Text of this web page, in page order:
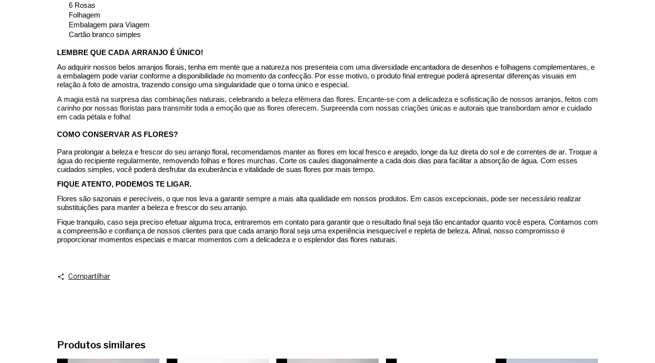
6 Rosas
Folhagem
Embalagem para Viagem
Cartão branco simples
LEMBRE QUE CADA ARRANJO É ÚNICO!
Ao adquirir nossos belos arranjos florais, tenha em mente que a natureza nos presenteia com uma diversidade encantadora de desenhos e folhagens complementares, e
a embalagem pode variar conforme a disponibilidade no momento da confecção. Por esse motivo, o produto final entregue poderá apresentar diferenças visuais em
relação à foto de amostra, trazendo consigo uma singularidade que o torna único e especial.
A magia está na surpresa das combinações naturais, celebrando a beleza efêmera das flores. Encante-se com a delicadeza e sofisticação de nossos arranjos, feitos com
carinho por nossas floristas para transmitir toda a emoção que as flores oferecem. Surpreenda com nossas criações únicas e autorais que transbordam amor e cuidado
em cada pétala e folha!
COMO CONSERVAR AS FLORES?
Para prolongar a beleza e frescor do seu arranjo floral, recomendamos manter as flores em local fresco e arejado, longe da luz direta do sol e de correntes de ar. Troque a
água do recipiente regularmente, removendo folhas e flores murchas. Corte os caules diagonalmente a cada dois dias para facilitar a absorção de água. Com esses
cuidados simples, você poderá desfrutar da exuberância e vitalidade de suas flores por mais tempo.
FIQUE ATENTO, PODEMOS TE LIGAR.
Flores são sazonais e perecíveis, o que nos leva a garantir sempre a mais alta qualidade em nossos produtos. Em casos excepcionais, pode ser necessário realizar
substituições para manter a beleza e frescor do seu arranjo.
Fique tranquilo, caso seja preciso efetuar alguma troca, entraremos em contato para garantir que o resultado final seja tão encantador quanto você espera. Contamos com
a compreensão e confiança de nossos clientes para que cada arranjo floral seja uma experiência inesquecível e repleta de beleza. Afinal, nosso compromisso é
proporcionar momentos especiais e marcar momentos com a delicadeza e o esplendor das flores naturais.
Compartilhar
Produtos similares